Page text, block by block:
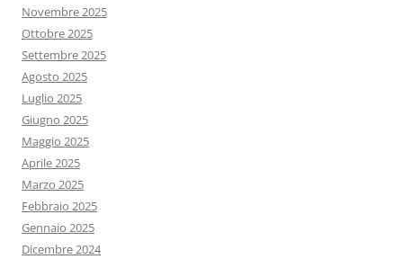
Novembre 2025
Ottobre 2025
Settembre 2025
Agosto 2025
Luglio 2025
Giugno 2025
Maggio 2025
Aprile 2025
Marzo 2025
Febbraio 2025
Gennaio 2025
Dicembre 2024